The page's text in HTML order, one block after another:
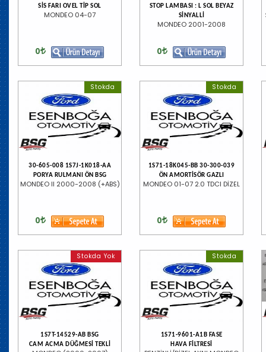
SİS FARI OVEL TİP SOL
MONDEO 04-07
0
STOP LAMBASI : L SOL BEYAZ
SİNYALLİ
MONDEO 2001-2008
0
Stokda
30-605-008 1S7J-1K018-AA
PORYA RULMANI ÖN BSG
MONDEO II 2000-2008 (+ABS)
0
Stokda
1S71-18K045-BB 30-300-039
ÖN AMORTİSÖR GAZLI
MONDEO 01-07 2.0 TDCI DİZEL
0
Stokda Yok
1S7T-14529-AB BSG
CAM ACMA DÜĞMESİ TEKLİ
Stokda
1S71-9601-A1B FASE
HAVA FİLTRESİ